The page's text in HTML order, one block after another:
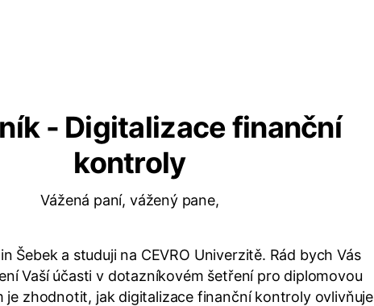
- Digitalizace finanční
kontroly
Vážená paní, vážený pane,
Šebek a studuji na CEVRO Univerzitě. Rád bych Vás
Vaší účasti v dotazníkovém šetření pro diplomovou
je zhodnotit, jak digitalizace finanční kontroly ovlivňuje